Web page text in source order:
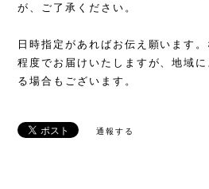
が、ご了承ください。
日時指定があればお伝え願います
程度でお届けいたしますが、地域
る場合もございます。
通報する